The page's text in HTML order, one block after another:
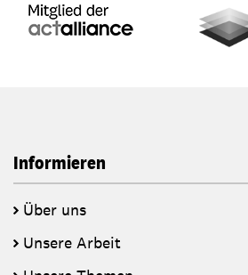
Informieren
Über uns
Unsere Arbeit